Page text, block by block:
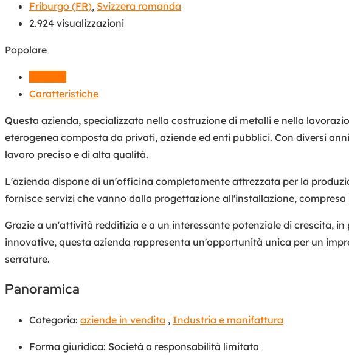
Friburgo (FR), Svizzera romanda
2.924 visualizzazioni
Popolare
Caratteristiche
Questa azienda, specializzata nella costruzione di metalli e nella
eterogenea composta da privati, aziende ed enti pubblici. Con diversi
lavoro preciso e di alta qualità.
L'azienda dispone di un'officina completamente attrezzata per la
fornisce servizi che vanno dalla progettazione all'installazione,
Grazie a un'attività redditizia e a un interessante potenziale di crescita,
innovative, questa azienda rappresenta un'opportunità unica per un
serrature.
Panoramica
Categoria: aziende in vendita , Industria e manifattura
Forma giuridica: Società a responsabilità limitata